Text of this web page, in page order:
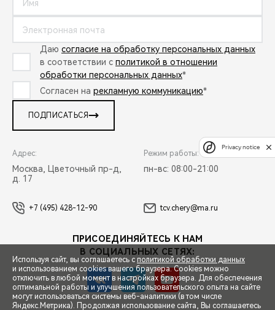
СПЕЦПРЕДЛОЖЕНИЯ
Даю согласие на обработку персональных данных
в соответствии с политикой в отношении
обработки персональных данных*
Согласен на рекламную коммуникацию*
ПОДПИСАТЬСЯ
Адрес:
Москва, Цветочный пр-д,
д. 17
Режим работы:
пн-вс: 08:00-21:00
+7 (495) 428-12-90 tcv.chery@ma.ru
ПРИСОЕДИНЯЙТЕСЬ К НАМ
В СОЦИАЛЬНЫХ СЕТЯХ:
Используя сайт, вы соглашаетесь с политикой обработки данных
и использованием cookies вашего браузера. Cookies можно
отключить в любой момент в настройках браузера. Для обеспечения
оптимальной работы и улучшения пользовательского опыта на сайте
могут использоваться системы веб-аналитики (в том числе
Яндекс.Метрика). Продолжая использование сайта, Вы соглашаетесь
Privacy notice